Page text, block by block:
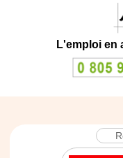
L'emploi en